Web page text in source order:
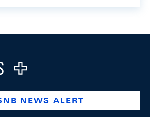
company/swiss-national-
www.youtube.com/@swissnationalbank
NEWS ALERT